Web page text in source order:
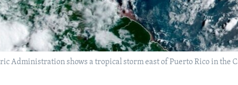
Administration shows a tropical storm east of Puerto Rico in the